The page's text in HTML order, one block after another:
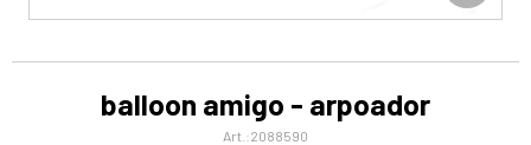
balloon amigo - arpoador
2088590